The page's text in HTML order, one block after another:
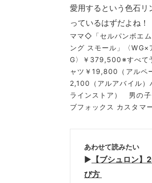
愛用するという色石リ
っているはずだよね！
ママ◇「セルパンボエ
ング スモール」〈
G〉￥379,500※すべて
ャツ￥19,800（アルペ
2,100（アルアバイル
ラインストア） 男の
ブフォックス カスタマ
あわせて読みたい
▶︎ 【ブシュロン
び方